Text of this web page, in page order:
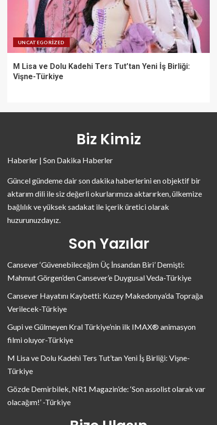
UNCATEGORIZED
M Lisa ve Dolu Kadehi Ters Tut’tan Yeni İş Birliği:
Vişne-Türkiye
Biz Kimiz
Haberler | Son Dakika Haberler
Güncel gündeme dair son dakika haberlerini en objektif bir
aktarım dili ile siz değerli okurlarımıza aktarırken, ülkemize
bağlılık ve yüksek sadakat ile içerik üretici olarak
huzurunuzdayız.
Son Yazılar
Cansever ‘Güvenebileceğim Üç İnsandan Biri’ Demişti:
Mahmut Görgen’den Cansever’e Duygusal Veda-Türkiye
Cansever Hayatını Kaybetti: Kuzey Makedonya’da Toprağa
Verilecek-Türkiye
Gupi ve Gülmeyen Kral Türkiye’nin ilk IMAX® animasyon
filmi oluyor-Türkiye
M Lisa ve Dolu Kadehi Ters Tut’tan Yeni İş Birliği: Vişne-
Türkiye
Gözde Demirbilek, NR1 Magazin’de: ‘Son assolist olarak var
olacağım!’ -Türkiye